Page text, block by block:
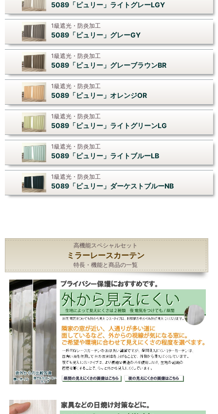
5089「ピュリー」ライトグレーLGY
1級遮光・防炎加工
5089「ピュリー」グレーGY
1級遮光・防炎加工
5089「ピュリー」グレーブラウンBR
1級遮光・防炎加工
5089「ピュリー」オレンジOR
1級遮光・防炎加工
5089「ピュリー」ライトグリーンLG
1級遮光・防炎加工
5089「ピュリー」ライトブルーLB
1級遮光・防炎加工
5089「ピュリー」ダーケストブルーNB
高機能スペシャルセット
ミラーレースカーテン
特長・機能と商品の一覧